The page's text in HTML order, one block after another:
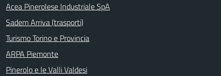
Acea Pinerolese Industriale SpA
Sadem Arriva (trasporti)
Turismo Torino e Provincia
ARPA Piemonte
Pinerolo e le Valli Valdesi